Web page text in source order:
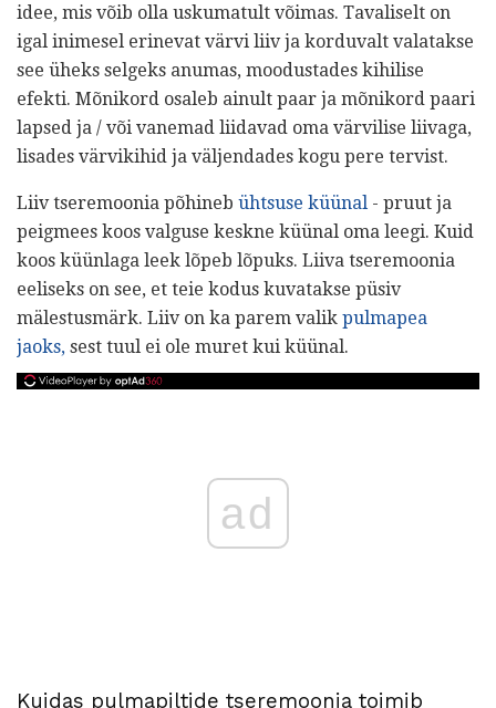
idee, mis võib olla uskumatult võimas. Tavaliselt on
igal inimesel erinevat värvi liiv ja korduvalt valatakse
see üheks selgeks anumas, moodustades kihilise
efekti. Mõnikord osaleb ainult paar ja mõnikord paari
lapsed ja / või vanemad liidavad oma värvilise liivaga,
lisades värvikihid ja väljendades kogu pere tervist.
Liiv tseremoonia põhineb ühtsuse küünal - pruut ja
peigmees koos valguse keskne küünal oma leegi. Kuid
koos küünlaga leek lõpeb lõpuks. Liiva tseremoonia
eeliseks on see, et teie kodus kuvatakse püsiv
mälestusmärk. Liiv on ka parem valik pulmapea
jaoks, sest tuul ei ole muret kui küünal.
ad
Kuidas pulmapiltide tseremoonia toimib